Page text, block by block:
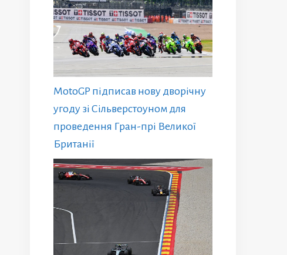
MotoGP підписав нову дворічну
угоду зі Сільверстоуном для
проведення Гран-прі Великої
Британії